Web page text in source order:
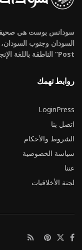
سودانس بوست هي صحيفة
Post” الناطقة باللغة الإنجليزية، وتُنشر بالكامل باللغة العربية.
روابط تهمك
LoginPress
اتصل بنا
الشروط والأحكام
سياسة الخصوصية
عننا
لجنة الأخلاقيات